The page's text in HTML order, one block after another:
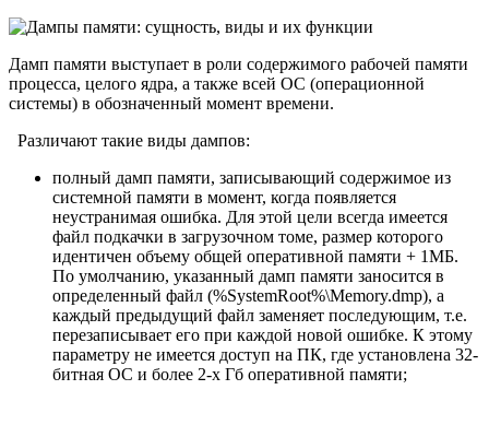
Дамп памяти выступает в роли содержимого рабочей памяти
процесса, целого ядра, а также всей ОС (операционной
системы) в обозначенный момент времени.
Различают такие виды дампов:
полный дамп памяти, записывающий содержимое из
системной памяти в момент, когда появляется
неустранимая ошибка. Для этой цели всегда имеется
файл подкачки в загрузочном томе, размер которого
идентичен объему общей оперативной памяти + 1МБ.
По умолчанию, указанный дамп памяти заносится в
определенный файл (%SystemRoot%\Memory.dmp), а
каждый предыдущий файл заменяет последующим, т.е.
перезаписывает его при каждой новой ошибке. К этому
параметру не имеется доступ на ПК, где установлена 32-
битная ОС и более 2-х Гб оперативной памяти;